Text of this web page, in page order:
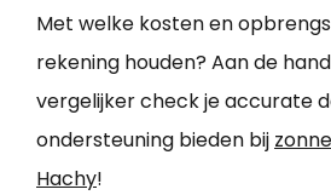
Met welke kosten en
rekening houden? Aan de
vergelijker check je accurate
ondersteuning bieden bij
Hachy!